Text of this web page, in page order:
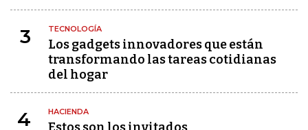
3 TECNOLOGÍA
Los gadgets innovadores que están
transformando las tareas cotidianas
del hogar
4 HACIENDA